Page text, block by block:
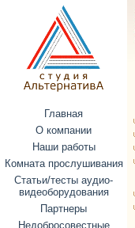
Главная
О компании
Наши работы
Комната прослушивания
Статьи/тесты аудио-
видеоборудования
Партнеры
Недобросовестные